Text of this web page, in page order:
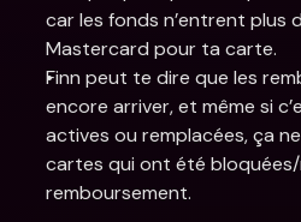
car les fonds n’entrent plus
Mastercard pour ta carte.
Finn peut te dire que les
encore arriver, et même si
actives ou remplacées, ça
cartes qui ont été bloquées/
remboursement.